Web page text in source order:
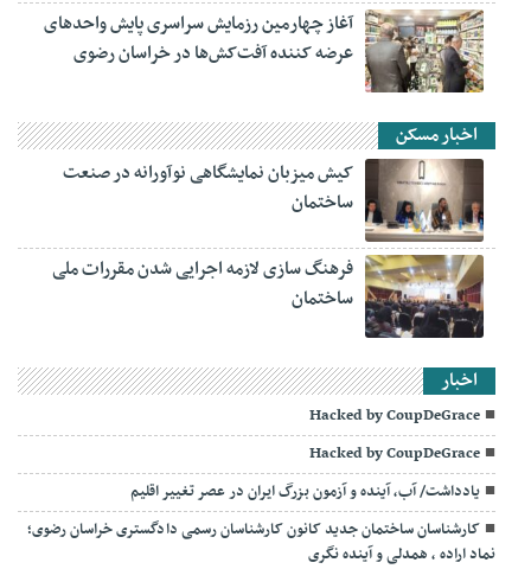
آغاز چهارمین رزمایش سراسری پایش واحدهای
عرضه کننده آفت‌کش‌ها در خراسان رضوی
اخبار مسکن
کیش میزبان نمایشگاهی نوآورانه در صنعت
ساختمان
فرهنگ سازی لازمه اجرایی شدن مقررات ملی
ساختمان
اخبار
Hacked by CoupDeGrace
Hacked by CoupDeGrace
یادداشت/ آب، آینده و آزمون بزرگ ایران در عصر تغییر اقلیم
کارشناسان ساختمان جدید کانون کارشناسان رسمی دادگستری خراسان رضوی؛
نماد اراده ، همدلی و آینده نگری